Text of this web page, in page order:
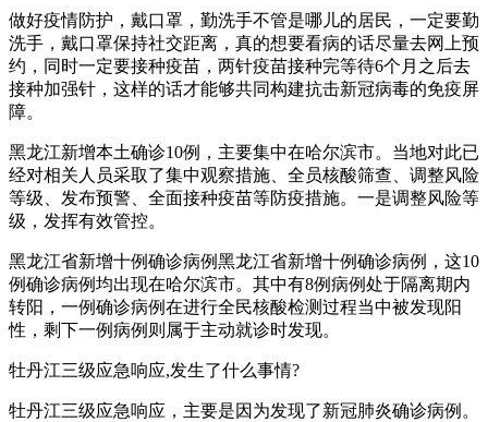
做好疫情防护，戴口罩，勤洗手不管是哪儿的居民，一定要勤
洗手，戴口罩保持社交距离，真的想要看病的话尽量去网上预
约，同时一定要接种疫苗，两针疫苗接种完等待6个月之后去
接种加强针，这样的话才能够共同构建抗击新冠病毒的免疫屏
障。
黑龙江新增本土确诊10例，主要集中在哈尔滨市。当地对此已
经对相关人员采取了集中观察措施、全员核酸筛查、调整风险
等级、发布预警、全面接种疫苗等防疫措施。一是调整风险等
级，发挥有效管控。
黑龙江省新增十例确诊病例黑龙江省新增十例确诊病例，这10
例确诊病例均出现在哈尔滨市。其中有8例病例处于隔离期内
转阳，一例确诊病例在进行全民核酸检测过程当中被发现阳
性，剩下一例病例则属于主动就诊时发现。
牡丹江三级应急响应,发生了什么事情?
牡丹江三级应急响应，主要是因为发现了新冠肺炎确诊病例。